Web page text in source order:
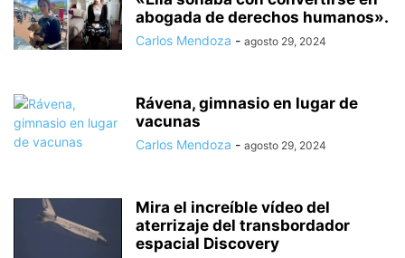
abogada de derechos humanos».
Carlos Mendoza - agosto 29, 2024
Rávena, gimnasio en lugar de
vacunas
Carlos Mendoza - agosto 29, 2024
Mira el increíble vídeo del
aterrizaje del transbordador
espacial Discovery